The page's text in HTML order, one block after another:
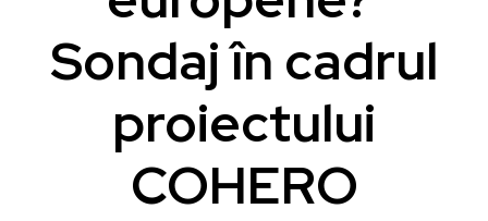
Sondaj în cadrul
proiectului
COHERO